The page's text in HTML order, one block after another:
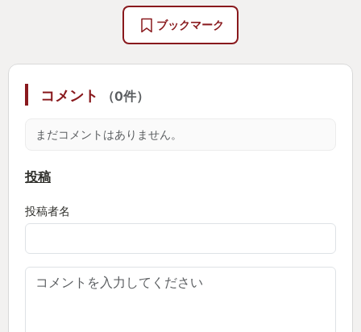
ブックマーク
コメント （0件）
まだコメントはありません。
投稿
投稿者名